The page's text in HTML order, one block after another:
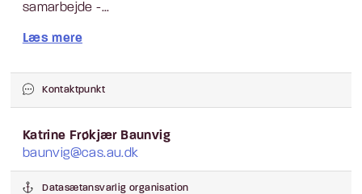
samarbejde -...
Læs mere
Kontaktpunkt
Katrine Frøkjær Baunvig
baunvig@cas.au.dk
Datasætansvarlig organisation